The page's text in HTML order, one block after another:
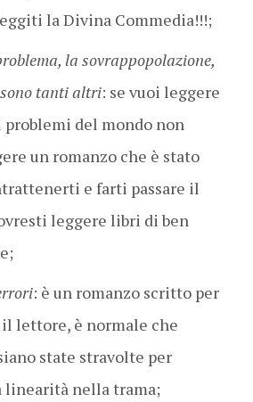
la Divina Commedia!!!;
la sovrappopolazione,
tanti altri: se vuoi leggere
problemi del mondo non
un romanzo che è stato
e farti passare il
leggere libri di ben
: è un romanzo scritto per
lettore, è normale che
state stravolte per
linearità nella trama;